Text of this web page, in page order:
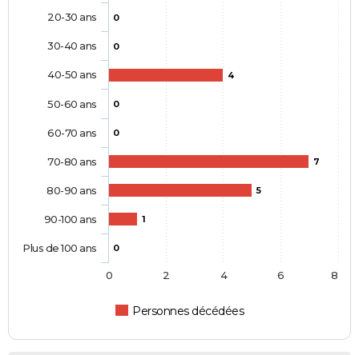
0
0
4
0
0
7
5
1
0
Personnes décédées
20-30 ans
30-40 ans
40-50 ans
50-60 ans
60-70 ans
70-80 ans
80-90 ans
90-100 ans
Plus de 100 ans
0 2 4 6 8